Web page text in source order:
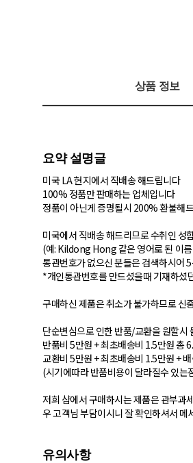
상품 정보
요약 설명글
미국 LA 현지에서 직배송 해드립니다
100% 정품만 판매하는 업체입니다
정품이 아닌게 증명될시 200% 환불해
미국에서 직배송 해드리므로 수취인 성
(예: Kildong Hong 같은 영어로 된 이
통관번호가 없으신 분들은 검색하시어
*개인통관번호를 만드셨을때 기재하셨
구매하신 제품은 취소가 불가하므로 신
단순변심으로 인한 반품/교환을 원할
반품비 5만원 + 최초배송비 1.5만원 총
교환비 5만원 + 최초배송비 1.5만원 +
(시기에따라 반품비용이 달라질수 있는
저희 샵에서 구매하시는 제품은 관부과
우 고객님 부담이시니 잘 확인하셔서
유의사항